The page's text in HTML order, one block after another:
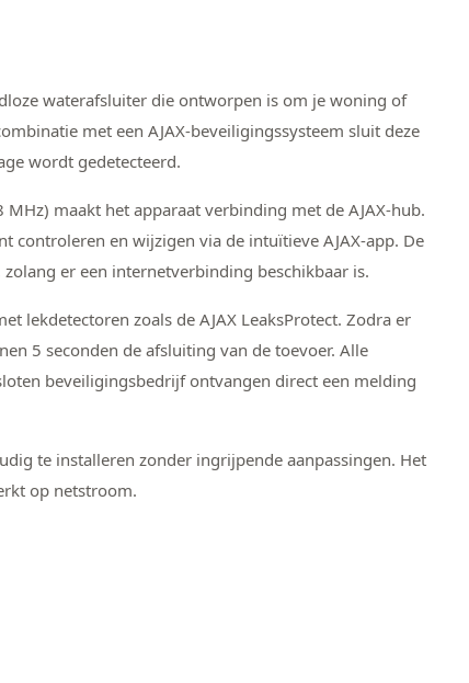
waterafsluiter die ontworpen is om je woning of
met een AJAX-beveiligingssysteem sluit deze
wordt gedetecteerd.
maakt het apparaat verbinding met de AJAX-hub.
controleren en wijzigen via de intuïtieve AJAX-app. De
er een internetverbinding beschikbaar is.
lekdetectoren zoals de AJAX LeaksProtect. Zodra er
5 seconden de afsluiting van de toevoer. Alle
beveiligingsbedrijf ontvangen direct een melding
te installeren zonder ingrijpende aanpassingen. Het
op netstroom.